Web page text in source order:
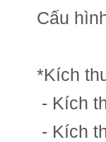
Cấu
*Kích
- Kích
- Kích